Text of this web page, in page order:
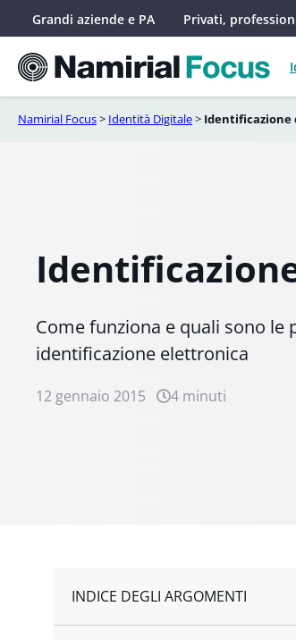
contenuto
Grandi aziende e PA Privati,
Namirial Focus> Identità Digitale> Identificazione
Come funziona e quali sono
identificazione elettronica
12 gennaio 2015 4 minuti
INDICE DEGLI ARGOMENTI